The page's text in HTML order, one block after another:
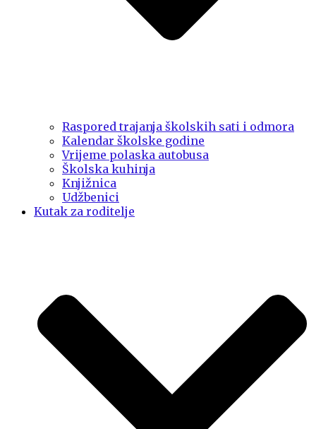
Raspored trajanja školskih sati i odmora
Kalendar školske godine
Vrijeme polaska autobusa
Školska kuhinja
Knjižnica
Udžbenici
Kutak za roditelje